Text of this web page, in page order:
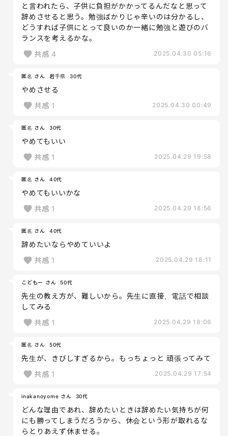
と言われたら、子供に負担がかかってるんだなと思って
辞めさせると思う。勉強ばかりじゃ辛いのは分かるし、
どうすれば子供にとって良いのか一緒に勉強と遊びのバ
ランスを考えるかな。
共感 4 2025.04.30 05:16
匿名 さん 岩手県 30代
やめさせる
共感 1 2025.04.30 00:49
匿名 さん 30代
やめてもいい
共感 1 2025.04.29 19:58
匿名 さん 40代
やめてもいいかな
共感 1 2025.04.29 18:56
匿名 さん 40代
辞めたいならやめていいよ
共感 1 2025.04.29 18:11
こどもー さん 50代
先生の教え方が、難しいから。先生に直接、電話で相談
してみる
共感 1 2025.04.29 18:06
匿名 さん 50代
先生が、きびしすぎるから。もっちょっと 頑張ってみて
共感 1 2025.04.29 17:54
inakanoyome さん 30代
どんな理由であれ、辞めたいときは辞めたい気持ちが何
にも勝ってしまうだろうから、休会という形が取れるな
らとりあえず休ませる。